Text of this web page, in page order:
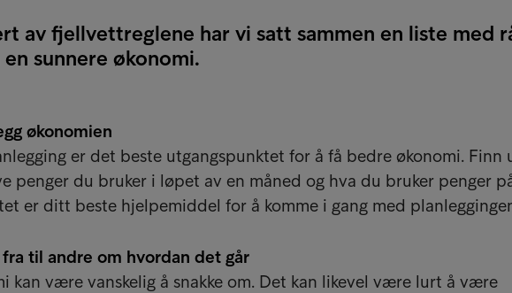
av fjellvettreglene har vi satt sammen en liste med
sunnere økonomi.
økonomien
er det beste utgangspunktet for å få bedre økonomi. Finn
penger du bruker i løpet av en måned og hva du bruker penger
er ditt beste hjelpemiddel for å komme i gang med
til andre om hvordan det går
kan være vanskelig å snakke om. Det kan likevel være lurt å være